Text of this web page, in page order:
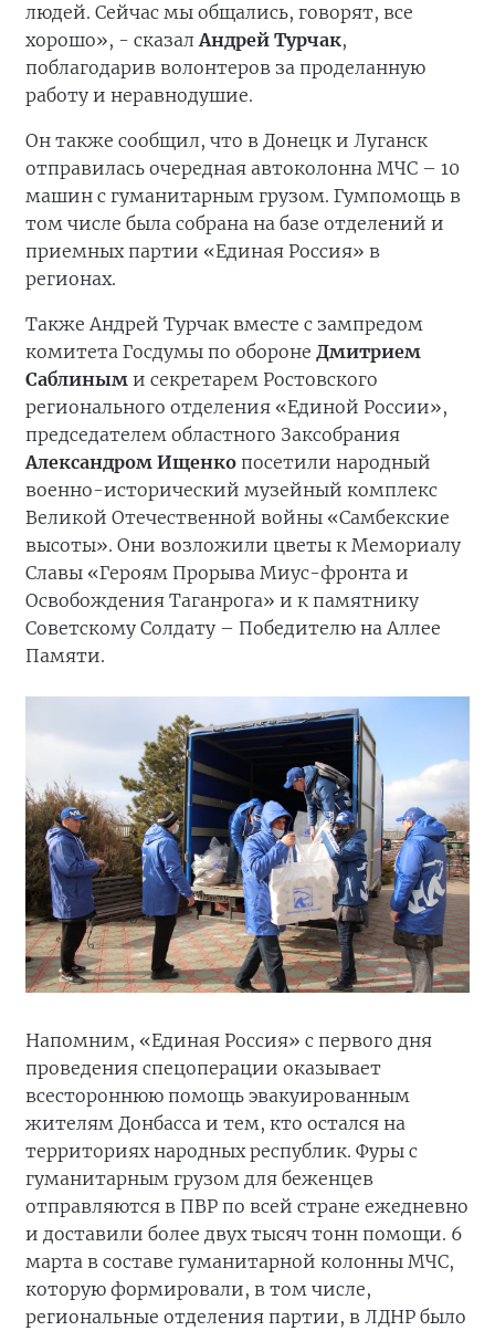
людей. Сейчас мы общались, говорят, все
хорошо», - сказалАндрей Турчак,
поблагодарив волонтеров за проделанную
работу и неравнодушие.
Он также сообщил, что в Донецк и Луганск
отправилась очередная автоколонна МЧС – 10
машин с гуманитарным грузом. Гумпомощь в
том числе была собрана на базе отделений и
приемных партии «Единая Россия» в
регионах.
Также Андрей Турчак вместе с зампредом
комитета Госдумы по обороне Дмитрием
Саблиным и секретарем Ростовского
регионального отделения «Единой России»,
председателем областного Заксобрания
Александром Ищенко посетили народный
военно-исторический музейный комплекс
Великой Отечественной войны «Самбекские
высоты». Они возложили цветы к Мемориалу
Славы «Героям Прорыва Миус-фронта и
Освобождения Таганрога» и к памятнику
Советскому Солдату – Победителю на Аллее
Памяти.
Напомним, «Единая Россия» с первого дня
проведения спецоперации оказывает
всестороннюю помощь эвакуированным
жителям Донбасса и тем, кто остался на
территориях народных республик. Фуры с
гуманитарным грузом для беженцев
отправляются в ПВР по всей стране ежедневно
и доставили более двух тысяч тонн помощи. 6
марта в составе гуманитарной колонны МЧС,
которую формировали, в том числе,
региональные отделения партии, в ЛДНР было